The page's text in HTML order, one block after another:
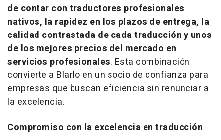
de contar con traductores profesionales
nativos, la rapidez en los plazos de entrega, la
calidad contrastada de cada traducción y unos
de los mejores precios del mercado en
servicios profesionales. Esta combinación
convierte a Blarlo en un socio de confianza para
empresas que buscan eficiencia sin renunciar a
la excelencia.
Compromiso con la excelencia en traducción